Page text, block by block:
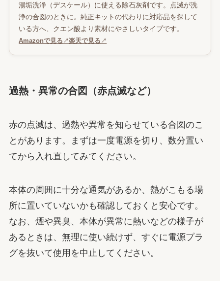
湯垢洗浄（デスケール）に使える除石灰剤です。点滅が洗
浄の合図のときに。純正キットの代わりに対応品を探して
いる方へ、クエン酸より素材にやさしいタイプです。
Amazonで見る ↗楽天で見る ↗
過熱・異常の合図（赤点滅など）
赤の点滅は、過熱や異常を知らせている合図のこ
とがあります。まずは一度電源を切り、数分置い
てから入れ直してみてください。
本体の周囲に十分な通気があるか、熱がこもる場
所に置いていないかも確認しておくと安心です。
なお、煙や異臭、本体が異常に熱いなどの様子が
あるときは、無理に使い続けず、すぐに電源プラ
グを抜いて使用を中止してください。